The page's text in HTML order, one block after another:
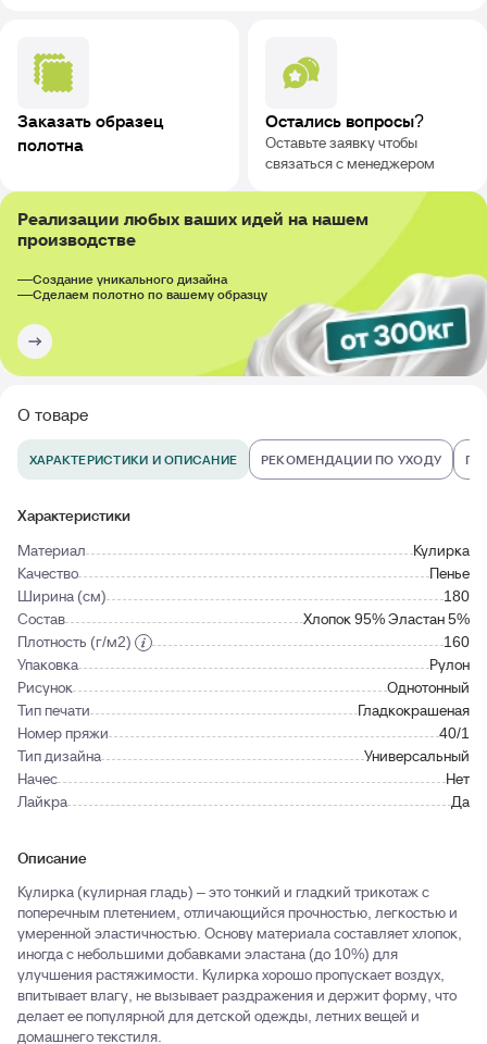
Заказать образец
полотна
Остались вопросы?
Оставьте заявку чтобы
связаться с менеджером
Реализации любых ваших идей на нашем
производстве
Создание уникального дизайна
Сделаем полотно по вашему образцу
О товаре
ХАРАКТЕРИСТИКИ И ОПИСАНИЕ РЕКОМЕНДАЦИИ ПО УХОДУ
Характеристики
Материал
Кулирка
Качество
Пенье
Ширина (см)
180
Состав
Хлопок 95% Эластан 5%
Плотность (г/м2)
160
Упаковка
Рулон
Рисунок
Однотонный
Тип печати
Гладкокрашеная
Номер пряжи
40/1
Тип дизайна
Универсальный
Начес
Нет
Лайкра
Да
Описание
Кулирка (кулирная гладь) – это тонкий и гладкий трикотаж с
поперечным плетением, отличающийся прочностью, легкостью и
умеренной эластичностью. Основу материала составляет хлопок,
иногда с небольшими добавками эластана (до 10%) для
улучшения растяжимости. Кулирка хорошо пропускает воздух,
впитывает влагу, не вызывает раздражения и держит форму, что
делает ее популярной для детской одежды, летних вещей и
домашнего текстиля.